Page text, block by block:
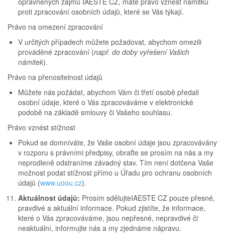
proti zpracování osobních údajů, které se Vás týkají.
Právo na omezení zpracování
V určitých případech můžete požadovat, abychom omezili
prováděné zpracování (např. do doby vyřešení Vašich
námitek).
Právo na přenositelnost údajů
Můžete nás požádat, abychom Vám či třetí osobě předali
osobní údaje, které o Vás zpracováváme v elektronické
podobě na základě smlouvy či Vašeho souhlasu.
Právo vznést stížnost
Pokud se domníváte, že Vaše osobní údaje jsou zpracovávány
v rozporu s právními předpisy, obraťte se prosím na nás a my
neprodleně odstraníme závadný stav. Tím není dotčena Vaše
možnost podat stížnost přímo u Úřadu pro ochranu osobních
údajů (www.uoou.cz).
Aktuálnost údajů: Prosím sdělujteIAESTE CZ pouze přesné,
pravdivé a aktuální informace. Pokud zjistíte, že informace,
které o Vás zpracováváme, jsou nepřesné, nepravdivé či
neaktuální, informujte nás a my zjednáme nápravu.